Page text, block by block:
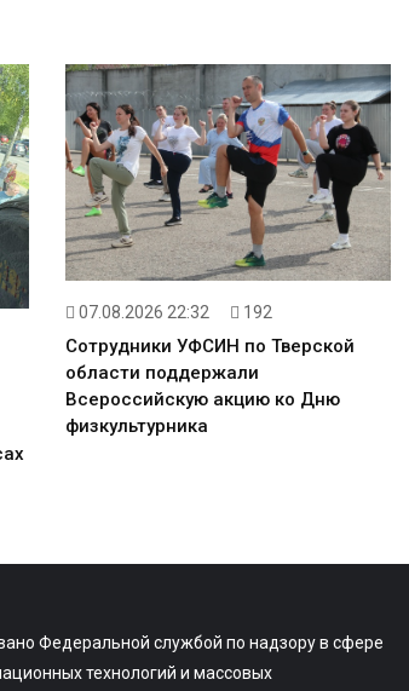
07.08.2026 22:32 192
Сотрудники УФСИН по Тверской
области поддержали
Всероссийскую акцию ко Дню
физкультурника
Федеральной службой по надзору в сфере
технологий и массовых